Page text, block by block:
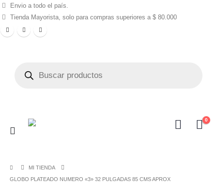
Envio a todo el país.
Tienda Mayorista, solo para compras superiores a $ 80.000
0
MI TIENDA
GLOBO PLATEADO NUMERO «3» 32 PULGADAS 85 CMS APROX